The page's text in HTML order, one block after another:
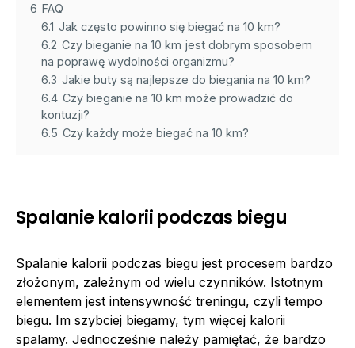
6 FAQ
6.1 Jak często powinno się biegać na 10 km?
6.2 Czy bieganie na 10 km jest dobrym sposobem
na poprawę wydolności organizmu?
6.3 Jakie buty są najlepsze do biegania na 10 km?
6.4 Czy bieganie na 10 km może prowadzić do
kontuzji?
6.5 Czy każdy może biegać na 10 km?
Spalanie kalorii podczas biegu
Spalanie kalorii podczas biegu jest procesem bardzo
złożonym, zależnym od wielu czynników. Istotnym
elementem jest intensywność treningu, czyli tempo
biegu. Im szybciej biegamy, tym więcej kalorii
spalamy. Jednocześnie należy pamiętać, że bardzo